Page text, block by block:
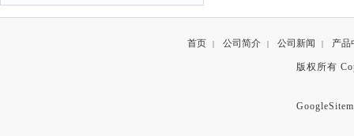
首页 | 公司简介 | 公司新闻 | 产品
版权所有